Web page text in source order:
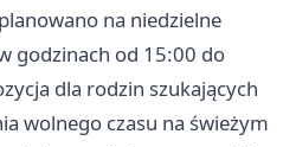
na niedzielne
godzinach od 15:00 do
dla rodzin szukających
wolnego czasu na świeżym